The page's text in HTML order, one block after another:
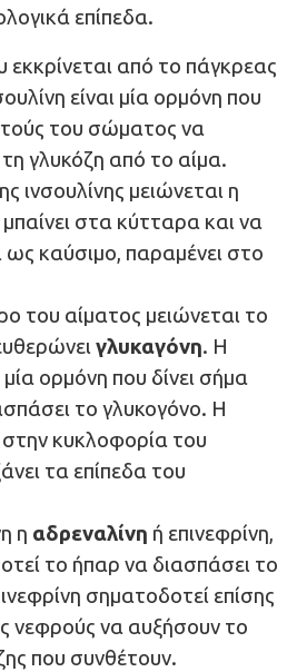
επίπεδα.
εκκρίνεται από το πάγκρεας
είναι μία ορμόνη που
του σώματος να
γλυκόζη από το αίμα.
ινσουλίνης μειώνεται η
στα κύτταρα και να
ως καύσιμο, παραμένει στο
του αίματος μειώνεται το
γλυκαγόνη. Η
μία ορμόνη που δίνει σήμα
το γλυκογόνο. Η
στην κυκλοφορία του
τα επίπεδα του
η αδρεναλίνη ή επινεφρίνη,
το ήπαρ να διασπάσει το
σηματοδοτεί επίσης
νεφρούς να αυξήσουν το
που συνθέτουν.